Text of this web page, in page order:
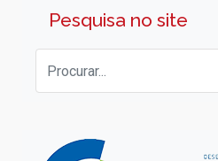
Pesquisa no site